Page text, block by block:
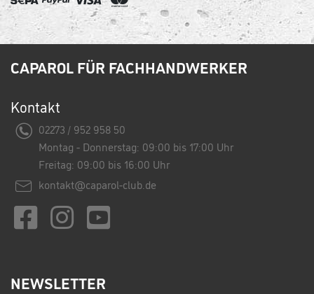
CAPAROL FÜR FACHHANDWERKER
Kontakt
02273 / 952 958 50
Montag - Donnerstag: 09:00 bis 17:00 Uhr
Freitag: 09:00 bis 16:00 Uhr
kontakt@caparol-club.de
NEWSLETTER